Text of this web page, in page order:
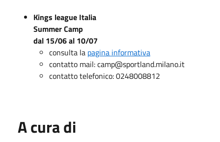
Kings league Italia
Summer Camp
dal 15/06 al 10/07
consulta la pagina informativa
contatto mail: camp@sportland.milano.it
contatto telefonico: 0248008812
A cura di